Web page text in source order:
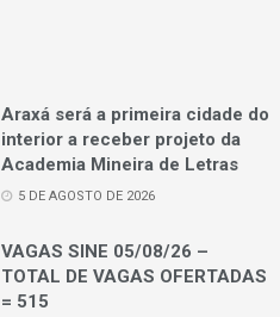
Araxá será a primeira cidade do
interior a receber projeto da
Academia Mineira de Letras
5 DE AGOSTO DE 2026
VAGAS SINE 05/08/26 –
TOTAL DE VAGAS OFERTADAS
= 515